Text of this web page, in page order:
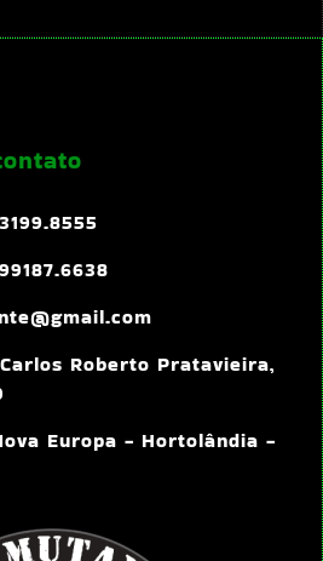
Roberto Pratavieira,
Europa - Hortolândia -